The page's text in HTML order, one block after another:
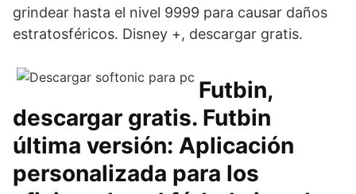
grindear hasta el nivel 9999 para causar daños
estratosféricos. Disney +, descargar gratis.
Futbin,
descargar gratis. Futbin
última versión: Aplicación
personalizada para los